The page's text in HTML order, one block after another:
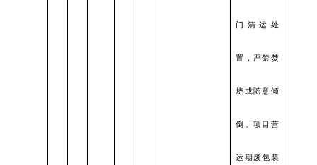
门清运处
置，严禁焚
烧或随意倾
倒。项目营
运期废包装